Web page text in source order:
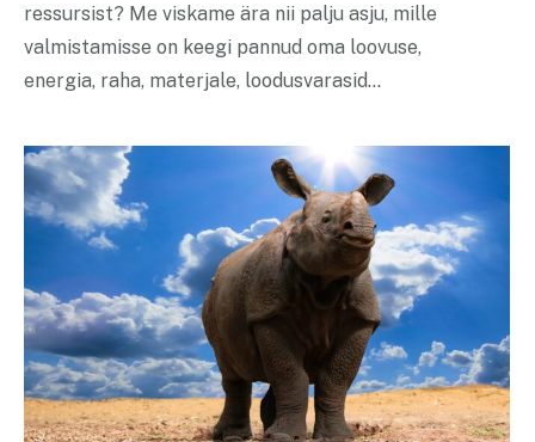
ressursist? Me viskame ära nii palju asju, mille
valmistamisse on keegi pannud oma loovuse,
energia, raha, materjale, loodusvarasid…